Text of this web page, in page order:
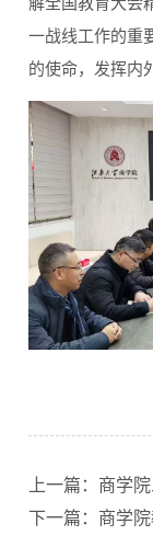
一战线工作的重
的使命，发挥内
上一篇：商学
下一篇：商学